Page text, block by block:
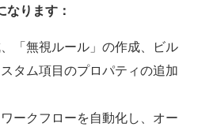
ります：
「無視ルール」の作成、ビル
タム項目のプロパティの追加
ークフローを自動化し、オー